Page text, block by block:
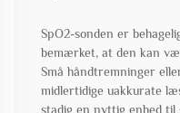
SpO2-sonden er
bemærket, at den kan
Små håndtremninger
midlertidige uakkurate
stadig en nyttig enhed